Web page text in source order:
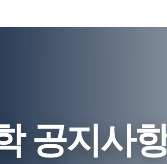
공지사